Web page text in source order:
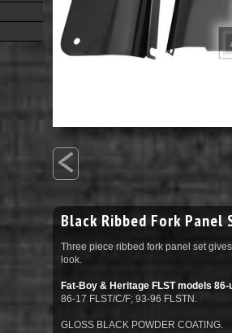
<
Black Ribbed Fork Panel
Three piece ribbed fork panel set
look.
Fat-Boy & Heritage FLST models 86-
86-17 FLST/C/F; 93-96 FLSTN.
GLOSS BLACK POWDER COATING.